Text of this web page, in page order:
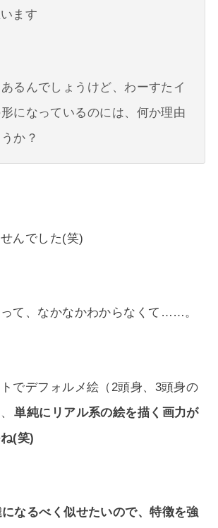
ます
るんでしょうけど、わーすたイ
になっているのには、何か理由
か？
んでした(笑)
て、なかなかわからなくて……。
でデフォルメ絵（2頭身、3頭身の
単純にリアル系の絵を描く画力が
(笑)
なるべく似せたいので、特徴を強